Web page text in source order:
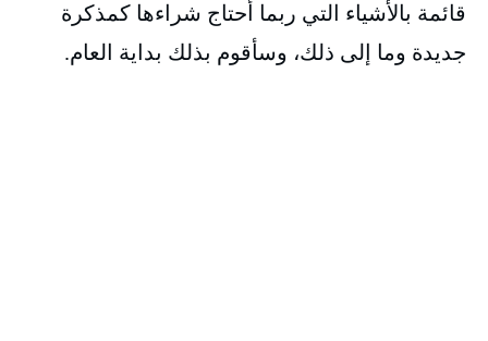
قائمة بالأشياء التي ربما أحتاج شراءها كمذكرة
جديدة وما إلى ذلك، وسأقوم بذلك بداية العام.